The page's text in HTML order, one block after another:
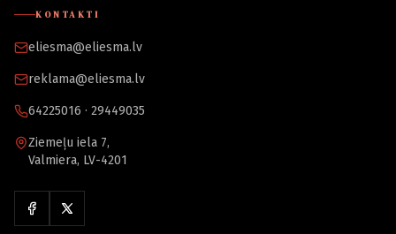
KONTAKTI
eliesma@eliesma.lv
reklama@eliesma.lv
64225016 · 29449035
Ziemeļu iela 7,
Valmiera, LV-4201